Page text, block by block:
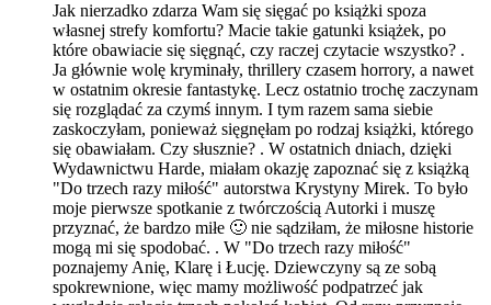
Jak nierzadko zdarza Wam się sięgać po książki spoza
własnej strefy komfortu? Macie takie gatunki książek, po
które obawiacie się sięgnąć, czy raczej czytacie wszystko? .
Ja głównie wolę kryminały, thrillery czasem horrory, a nawet
w ostatnim okresie fantastykę. Lecz ostatnio trochę zaczynam
się rozglądać za czymś innym. I tym razem sama siebie
zaskoczyłam, ponieważ sięgnęłam po rodzaj książki, którego
się obawiałam. Czy słusznie? . W ostatnich dniach, dzięki
Wydawnictwu Harde, miałam okazję zapoznać się z książką
"Do trzech razy miłość" autorstwa Krystyny Mirek. To było
moje pierwsze spotkanie z twórczością Autorki i muszę
przyznać, że bardzo miłe 🙂 nie sądziłam, że miłosne historie
mogą mi się spodobać. . W "Do trzech razy miłość"
poznajemy Anię, Klarę i Łucję. Dziewczyny są ze sobą
spokrewnione, więc mamy możliwość podpatrzeć jak